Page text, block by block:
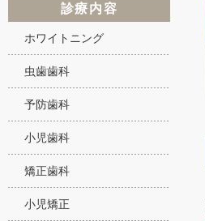
診療内容
ホワイトニング
虫歯歯科
予防歯科
小児歯科
矯正歯科
小児矯正